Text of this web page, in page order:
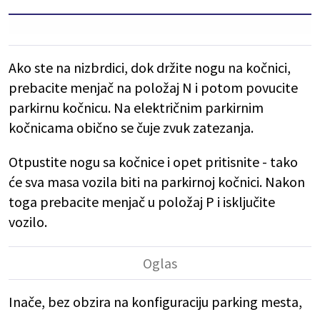
Ako ste na nizbrdici, dok držite nogu na kočnici,
prebacite menjač na položaj N i potom povucite
parkirnu kočnicu. Na električnim parkirnim
kočnicama obično se čuje zvuk zatezanja.
Otpustite nogu sa kočnice i opet pritisnite - tako
će sva masa vozila biti na parkirnoj kočnici. Nakon
toga prebacite menjač u položaj P i isključite
vozilo.
Inače, bez obzira na konfiguraciju parking mesta,